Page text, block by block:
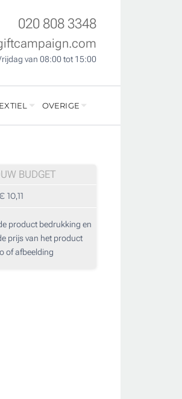
020 808 3348
van 08:00 tot 15:00
OVERIGE
BUDGET
10,11
product bedrukking en
prijs van het product
of afbeelding